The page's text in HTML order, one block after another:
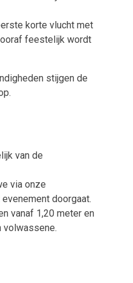
korte vlucht met
feestelijk wordt
stijgen de
van de
via onze
doorgaat.
vanaf 1,20 meter en
volwassene.